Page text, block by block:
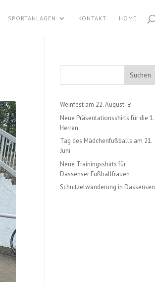
SPORTANLAGEN KONTAKT HOME
Suchen
Weinfest am 22. August 🍷
Neue Präsentationsshirts für die 1.
Herren
Tag des Mädchenfußballs am 21.
Juni
Neue Trainingsshirts für
Dassenser Fußballfrauen
Schnitzelwanderung in Dassensen